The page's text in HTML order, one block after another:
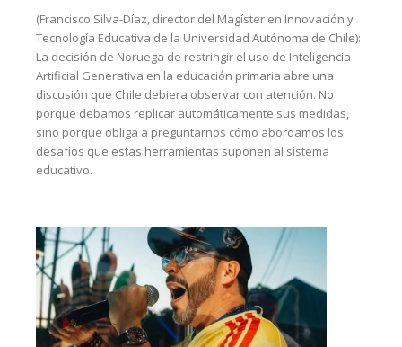
(Francisco Silva-Díaz, director del Magíster en Innovación y
Tecnología Educativa de la Universidad Autónoma de Chile):
La decisión de Noruega de restringir el uso de Inteligencia
Artificial Generativa en la educación primaria abre una
discusión que Chile debiera observar con atención. No
porque debamos replicar automáticamente sus medidas,
sino porque obliga a preguntarnos cómo abordamos los
desafíos que estas herramientas suponen al sistema
educativo.